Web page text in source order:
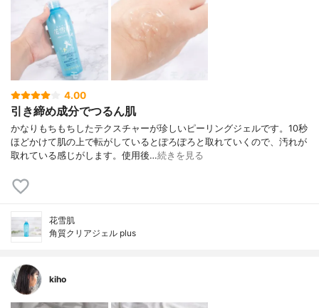
4.00
引き締め成分でつるん肌
かなりもちもちしたテクスチャーが珍しいピーリングジェルです。10秒
ほどかけて肌の上で転がしているとぽろぽろと取れていくので、汚れが
取れている感じがします。使用後…続きを見る
花雪肌
角質クリアジェル plus
kiho